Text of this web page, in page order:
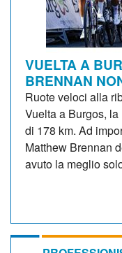
VUELTA A
BRENNAN
Ruote veloci alla
Vuelta a Burgos,
di 178 km. Ad
Matthew Brennan
avuto la meglio